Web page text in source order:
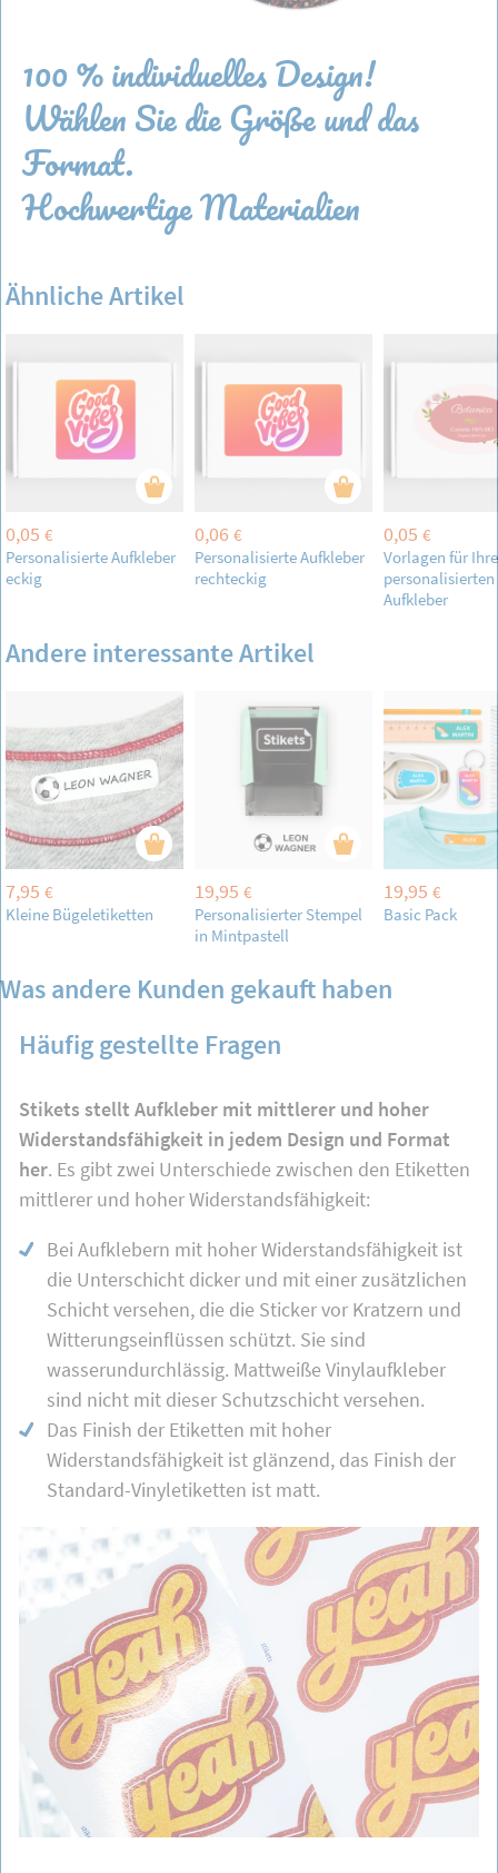
100 % individuelles Design!
Wählen Sie die Größe und das
Format.
Hochwertige Materialien
Ähnliche Artikel
0,05 €
Personalisierte Aufkleber
eckig
0,06 €
Personalisierte Aufkleber
rechteckig
0,05 €
Vorlagen für Ihre
Aufkleber
Andere interessante Artikel
7,95 €
Kleine Bügeletiketten
19,95 €
Personalisierter Stempel
in Mintpastell
19,95 €
Basic Pack
Was andere Kunden gekauft haben
Häufig gestellte Fragen
Stikets stellt Aufkleber mit mittlerer und hoher
Widerstandsfähigkeit in jedem Design und Format
her. Es gibt zwei Unterschiede zwischen den Etiketten
mittlerer und hoher Widerstandsfähigkeit:
Bei Aufklebern mit hoher Widerstandsfähigkeit ist
die Unterschicht dicker und mit einer zusätzlichen
Schicht versehen, die die Sticker vor Kratzern und
Witterungseinflüssen schützt. Sie sind
wasserundurchlässig. Mattweiße Vinylaufkleber
sind nicht mit dieser Schutzschicht versehen.
Das Finish der Etiketten mit hoher
Widerstandsfähigkeit ist glänzend, das Finish der
Standard-Vinyletiketten ist matt.